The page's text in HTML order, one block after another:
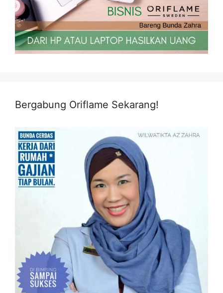
Bergabung Oriflame Sekarang!